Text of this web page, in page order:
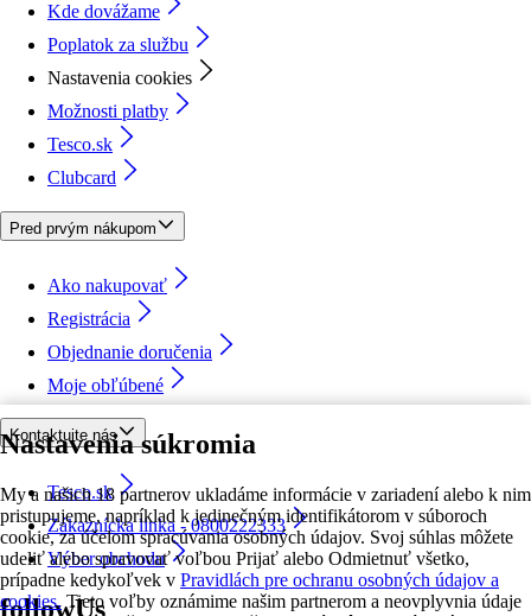
Nastavenia súkromia
My a našich 18 partnerov ukladáme informácie v zariadení alebo k nim
pristupujeme, napríklad k jedinečným identifikátorom v súboroch
cookie, za účelom spracúvania osobných údajov. Svoj súhlas môžete
udeliť alebo spravovať voľbou Prijať alebo Odmietnuť všetko,
prípadne kedykoľvek v Pravidlách pre ochranu osobných údajov a
cookies. Tieto voľby oznámime našim partnerom a neovplyvnia údaje
Kde dovážame
Poplatok za službu
Nastavenia cookies
Možnosti platby
Tesco.sk
Clubcard
Pred prvým nákupom
Ako nakupovať
Registrácia
Objednanie doručenia
Moje obľúbené
Kontaktujte nás
Tesco.sk
Zákaznícka linka - 0800222333
Výber obchodu
followUs